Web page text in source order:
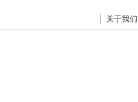
关于我们